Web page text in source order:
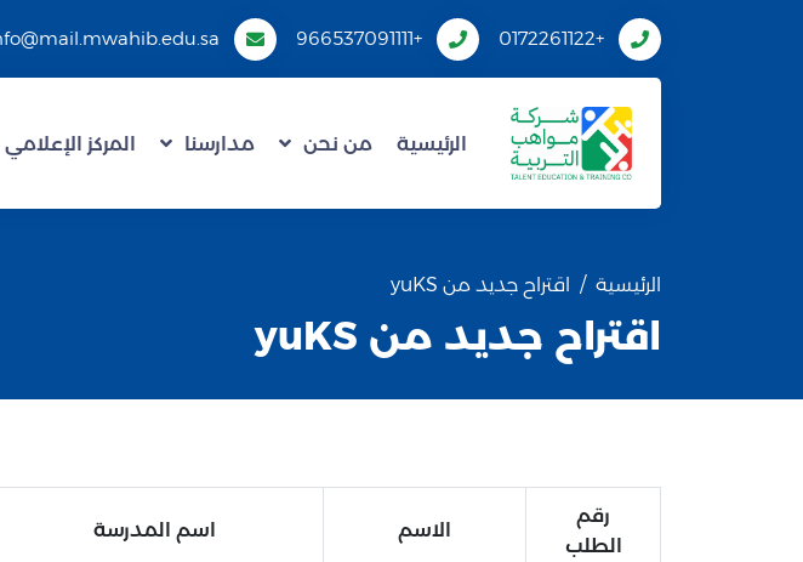
+0172261122
+966537091111
الرئيسية من نحن مدارسنا المركز الإعلامي
الرئيسية اقتراح جديد من yuKS
اقتراح جديد من yuKS
رقم
الطلب
الاسم اسم المدرسة